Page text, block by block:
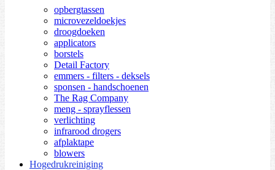
opbergtassen
microvezeldoekjes
droogdoeken
applicators
borstels
Detail Factory
emmers - filters - deksels
sponsen - handschoenen
The Rag Company
meng - sprayflessen
verlichting
infrarood drogers
afplaktape
blowers
Hogedrukreiniging